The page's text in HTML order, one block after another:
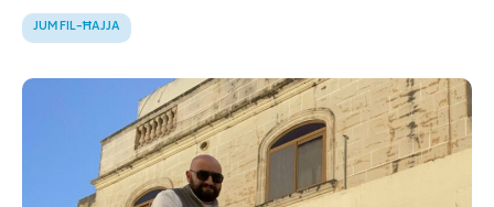
JUM FIL-ĦAJJA